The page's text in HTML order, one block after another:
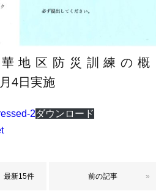
地区防災訓練の概
実施
2ダウンロード
最新15件 前の記事 »